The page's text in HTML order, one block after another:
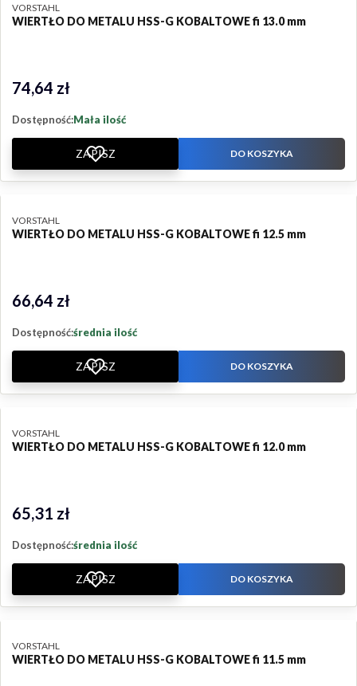
WIERTŁO DO METALU HSS-G KOBALTOWE fi 13.0 mm
PRODUCENT
VORSTAHL
Cena
74,64 zł
Dostępność:Mała ilość
ZAPISZ DO KOSZYKA
WIERTŁO DO METALU HSS-G KOBALTOWE fi 12.5 mm
PRODUCENT
VORSTAHL
Cena
66,64 zł
Dostępność:średnia ilość
ZAPISZ DO KOSZYKA
WIERTŁO DO METALU HSS-G KOBALTOWE fi 12.0 mm
PRODUCENT
VORSTAHL
Cena
65,31 zł
Dostępność:średnia ilość
ZAPISZ DO KOSZYKA
WIERTŁO DO METALU HSS-G KOBALTOWE fi 11.5 mm
PRODUCENT
VORSTAHL